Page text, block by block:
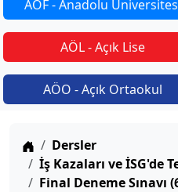
AÖF - Anadolu
AÖL - Açık Lise
AÖO - Açık Ortaokul
Anasayfa
Dersler
İş Kazaları ve İSG'de
Final Deneme Sınavı